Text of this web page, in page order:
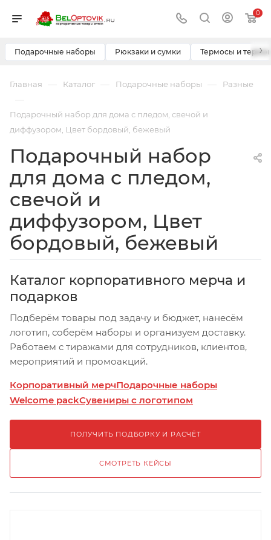
0
Подарочные наборы Рюкзаки и сумки Термосы и ›
Главная — Каталог — Подарочные наборы — Разные
—
Подарочный набор для дома с пледом, свечой и
диффузором, Цвет бордовый, бежевый
Подарочный набор
для дома с пледом,
свечой и
диффузором, Цвет
бордовый, бежевый
Каталог корпоративного мерча и
подарков
Подберём товары под задачу и бюджет, нанесём
логотип, соберём наборы и организуем доставку.
Работаем с тиражами для сотрудников, клиентов,
мероприятий и промоакций.
Корпоративный мерчПодарочные наборы
Welcome packСувениры с логотипом
ПОЛУЧИТЬ ПОДБОРКУ И РАСЧЁТ
СМОТРЕТЬ КЕЙСЫ